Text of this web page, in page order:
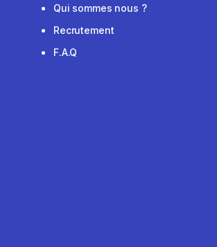
Qui sommes nous ?
Recrutement
F.A.Q